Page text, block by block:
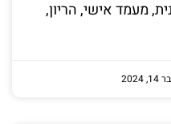
מעמד אישי, הריון,